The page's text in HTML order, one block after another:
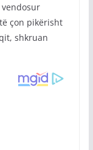
vendosur
çon pikërisht
shkruan